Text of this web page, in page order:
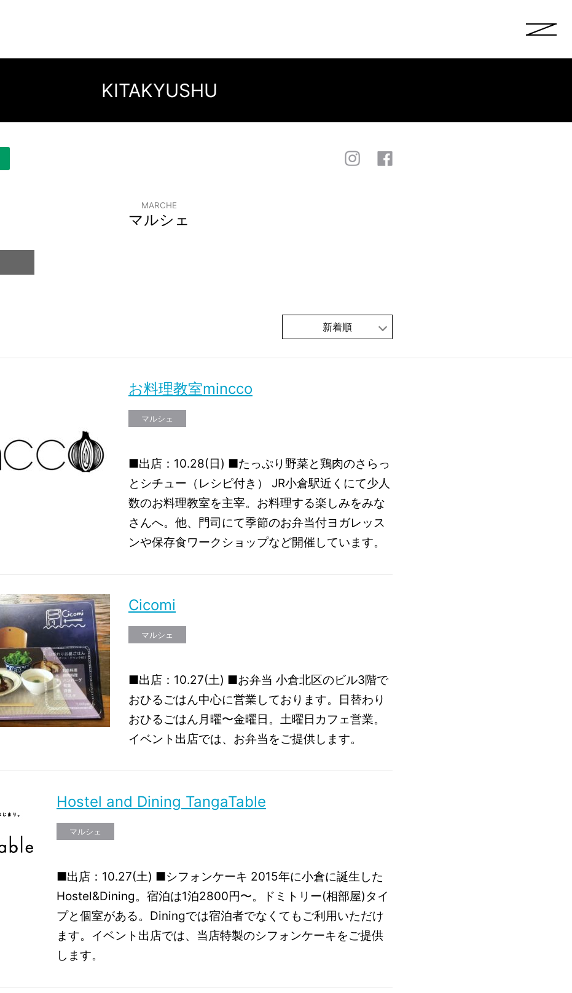
KITAKYUSHU
MARCHE
マルシェ
新着順
お料理教室mincco
マルシェ
■出店：10.28(日) ■たっぷり野菜と鶏肉のさらっ
とシチュー（レシピ付き） JR小倉駅近くにて少人
数のお料理教室を主宰。お料理する楽しみをみな
さんへ。他、門司にて季節のお弁当付ヨガレッス
ンや保存食ワークショップなど開催しています。
Cicomi
マルシェ
■出店：10.27(土) ■お弁当 小倉北区のビル3階で
おひるごはん中心に営業しております。日替わり
おひるごはん月曜〜金曜日。土曜日カフェ営業。
イベント出店では、お弁当をご提供します。
Hostel and Dining TangaTable
マルシェ
■出店：10.27(土) ■シフォンケーキ 2015年に小倉に誕生した
Hostel&Dining。宿泊は1泊2800円〜。ドミトリー(相部屋)タイ
プと個室がある。Diningでは宿泊者でなくてもご利用いただけ
ます。イベント出店では、当店特製のシフォンケーキをご提供
します。